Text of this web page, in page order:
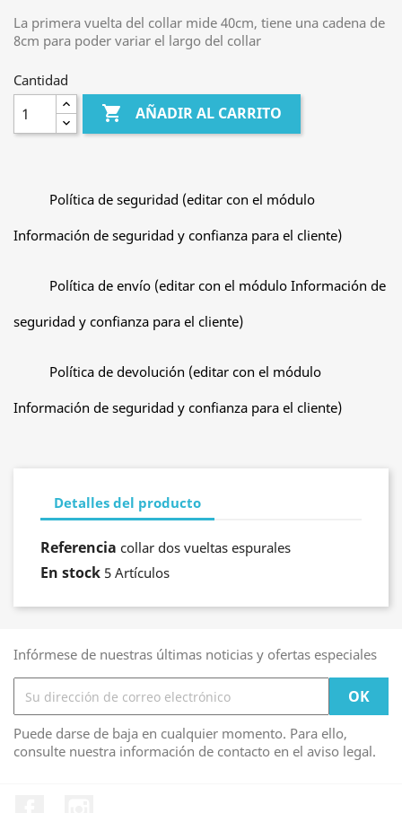
La primera vuelta del collar mide 40cm, tiene una cadena de
8cm para poder variar el largo del collar
Cantidad
 AÑADIR AL CARRITO
Política de seguridad (editar con el módulo
Información de seguridad y confianza para el cliente)
Política de envío (editar con el módulo Información de
seguridad y confianza para el cliente)
Política de devolución (editar con el módulo
Información de seguridad y confianza para el cliente)
Detalles del producto
Referencia collar dos vueltas espurales
En stock 5 Artículos
Infórmese de nuestras últimas noticias y ofertas especiales
Puede darse de baja en cualquier momento. Para ello,
consulte nuestra información de contacto en el aviso legal.